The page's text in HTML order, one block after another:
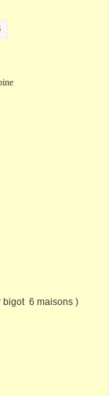
6 maisons )